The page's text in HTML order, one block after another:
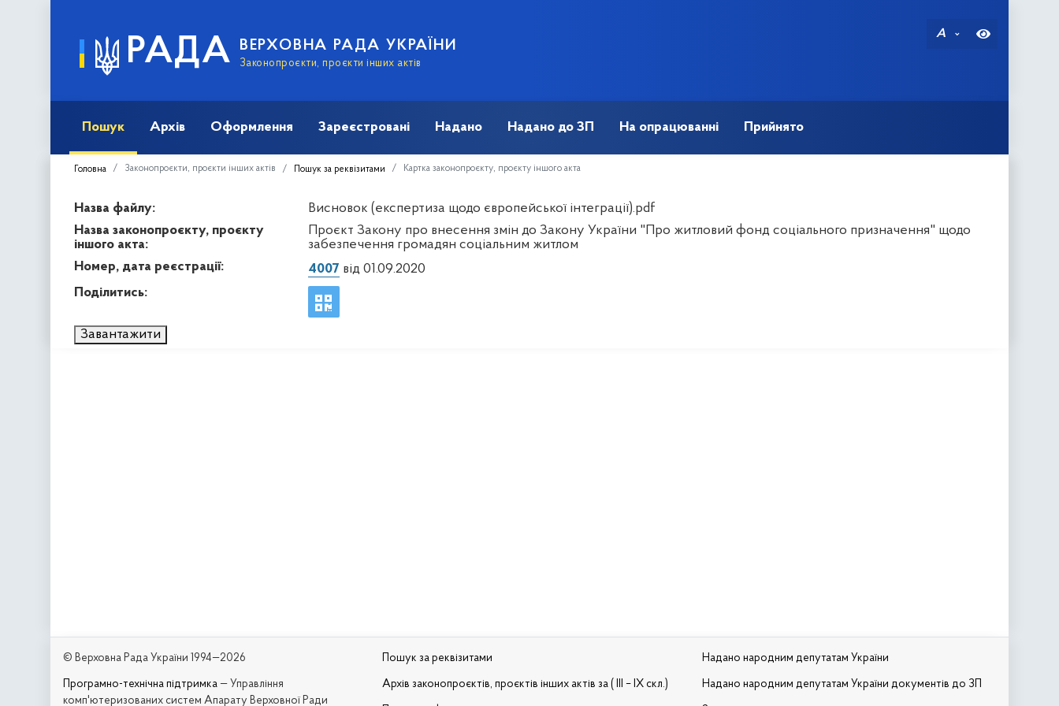
РАДА ВЕРХОВНА РАДА УКРАЇНИ
Законопроєкти, проєкти інших актів
A
Пошук Архів Оформлення Зареєстровані Надано Надано до ЗП На опрацюванні Прийнято
Головна Законопроєкти, проєкти інших актів Пошук за реквізитами Картка законопроєкту, проєкту іншого акта
Назва файлу:
Висновок (експертиза щодо європейської інтеграції).pdf
Назва законопроєкту, проєкту
іншого акта:
Проєкт Закону про внесення змін до Закону України "Про житловий фонд соціального призначення" щодо
забезпечення громадян соціальним житлом
Номер, дата реєстрації:
4007 від 01.09.2020
Поділитись:
Завантажити
© Верховна Рада України 1994—2026
Програмно-технічна підтримка — Управління
комп'ютеризованих систем Апарату Верховної Ради
Пошук за реквізитами
Архів законопроєктів, проєктів інших актів за ( III – IX скл.)
Надано народним депутатам України
Надано народним депутатам України документів до ЗП